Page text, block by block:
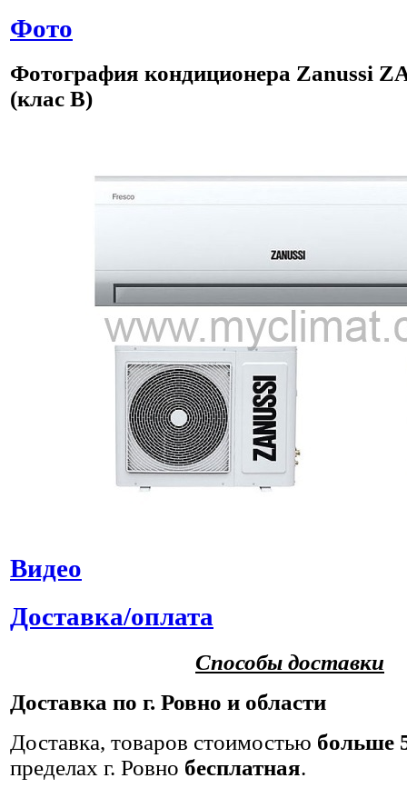
Фото
Фотография кондиционера Zanussi
(клас B)
Видео
Доставка/оплата
Способы доставки
Доставка по г. Ровно и области
Доставка, товаров стоимостью больше
пределах г. Ровно бесплатная.